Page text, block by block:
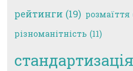
рейтинги (19) розмаїття
різноманітність (11)
стандартизація